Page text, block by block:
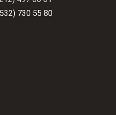
730 55 80